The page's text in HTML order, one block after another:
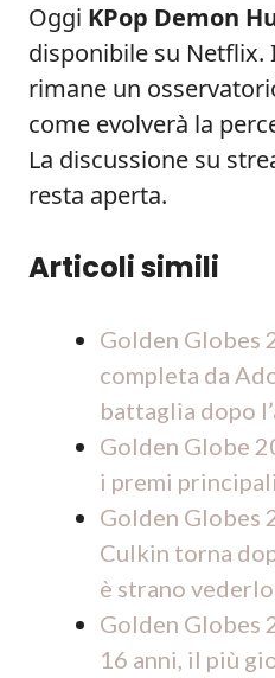
Oggi KPop Demon
disponibile su Netflix.
rimane un
come evolverà la
La discussione su
resta aperta.
Articoli simili
Golden Globes
completa da
battaglia dopo
Golden Globe
i premi principali
Golden Globes
Culkin torna
è strano
Golden Globes
16 anni, il più